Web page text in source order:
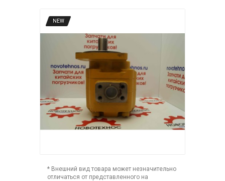
NEW
* Внешний вид товара может незначительно
отличаться от представленного на